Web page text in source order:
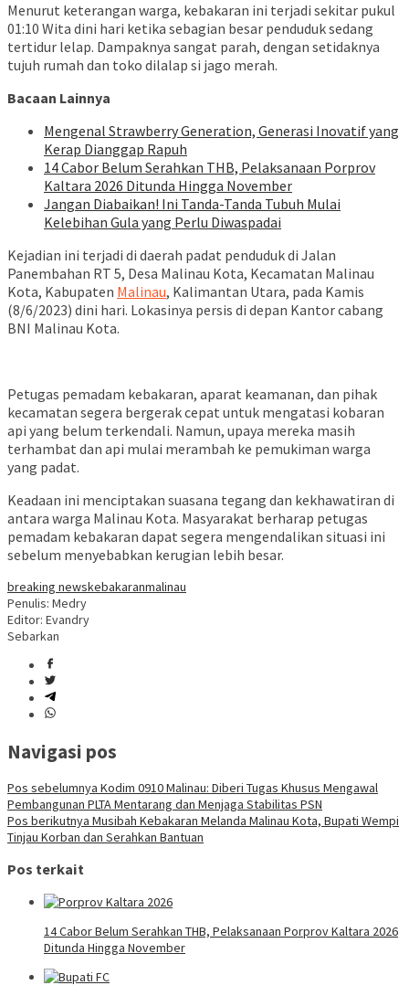
Menurut keterangan warga, kebakaran ini terjadi sekitar pukul
01:10 Wita dini hari ketika sebagian besar penduduk sedang
tertidur lelap. Dampaknya sangat parah, dengan setidaknya
tujuh rumah dan toko dilalap si jago merah.
Bacaan Lainnya
Mengenal Strawberry Generation, Generasi Inovatif yang
Kerap Dianggap Rapuh
14 Cabor Belum Serahkan THB, Pelaksanaan Porprov
Kaltara 2026 Ditunda Hingga November
Jangan Diabaikan! Ini Tanda-Tanda Tubuh Mulai
Kelebihan Gula yang Perlu Diwaspadai
Kejadian ini terjadi di daerah padat penduduk di Jalan
Panembahan RT 5, Desa Malinau Kota, Kecamatan Malinau
Kota, Kabupaten Malinau, Kalimantan Utara, pada Kamis
(8/6/2023) dini hari. Lokasinya persis di depan Kantor cabang
BNI Malinau Kota.
Petugas pemadam kebakaran, aparat keamanan, dan pihak
kecamatan segera bergerak cepat untuk mengatasi kobaran
api yang belum terkendali. Namun, upaya mereka masih
terhambat dan api mulai merambah ke pemukiman warga
yang padat.
Keadaan ini menciptakan suasana tegang dan kekhawatiran di
antara warga Malinau Kota. Masyarakat berharap petugas
pemadam kebakaran dapat segera mengendalikan situasi ini
sebelum menyebabkan kerugian lebih besar.
breaking newskebakaranmalinau
Penulis: Medry
Editor: Evandry
Sebarkan
Navigasi pos
Pos sebelumnya Kodim 0910 Malinau: Diberi Tugas Khusus Mengawal
Pembangunan PLTA Mentarang dan Menjaga Stabilitas PSN
Pos berikutnya Musibah Kebakaran Melanda Malinau Kota, Bupati Wempi
Tinjau Korban dan Serahkan Bantuan
Pos terkait
14 Cabor Belum Serahkan THB, Pelaksanaan Porprov Kaltara 2026
Ditunda Hingga November